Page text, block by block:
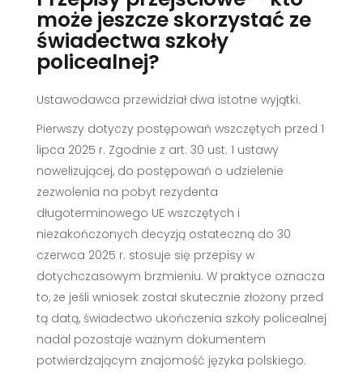
może jeszcze skorzystać ze
świadectwa szkoły
policealnej?
Ustawodawca przewidział dwa istotne wyjątki.
Pierwszy dotyczy postępowań wszczętych przed 1
lipca 2025 r. Zgodnie z art. 30 ust. 1 ustawy
nowelizującej, do postępowań o udzielenie
zezwolenia na pobyt rezydenta
długoterminowego UE wszczętych i
niezakończonych decyzją ostateczną do 30
czerwca 2025 r. stosuje się przepisy w
dotychczasowym brzmieniu. W praktyce oznacza
to, że jeśli wniosek został skutecznie złożony przed
tą datą, świadectwo ukończenia szkoły policealnej
nadal pozostaje ważnym dokumentem
potwierdzającym znajomość języka polskiego.